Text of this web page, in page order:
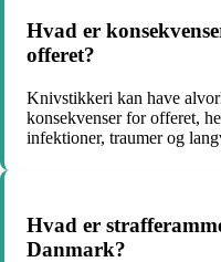
Hvad er
offeret?
Knivstikkeri kan have
konsekvenser for offeret,
infektioner, traumer og
Hvad er
Danmark?